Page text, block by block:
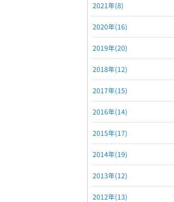
2021年(8)
2020年(16)
2019年(20)
2018年(12)
2017年(15)
2016年(14)
2015年(17)
2014年(19)
2013年(12)
2012年(13)